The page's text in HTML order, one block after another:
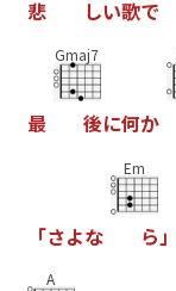
悲 しい歌で
最
Gmaj7
後に何か
「さよな
Em
ら 」
A